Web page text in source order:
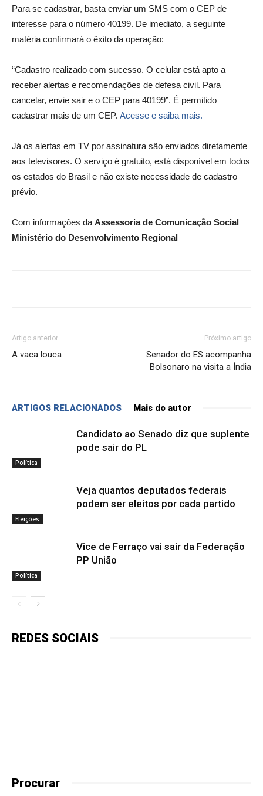
Para se cadastrar, basta enviar um SMS com o CEP de
interesse para o número 40199. De imediato, a seguinte
matéria confirmará o êxito da operação:
“Cadastro realizado com sucesso. O celular está apto a
receber alertas e recomendações de defesa civil. Para
cancelar, envie sair e o CEP para 40199”. É permitido
cadastrar mais de um CEP. Acesse e saiba mais.
Já os alertas em TV por assinatura são enviados diretamente
aos televisores. O serviço é gratuito, está disponível em todos
os estados do Brasil e não existe necessidade de cadastro
prévio.
Com informações da Assessoria de Comunicação Social
Ministério do Desenvolvimento Regional
Artigo anterior
A vaca louca
Próximo artigo
Senador do ES acompanha
Bolsonaro na visita a Índia
ARTIGOS RELACIONADOS Mais do autor
Política
Candidato ao Senado diz que suplente
pode sair do PL
Eleições
Veja quantos deputados federais
podem ser eleitos por cada partido
Política
Vice de Ferraço vai sair da Federação
PP União
REDES SOCIAIS
Procurar